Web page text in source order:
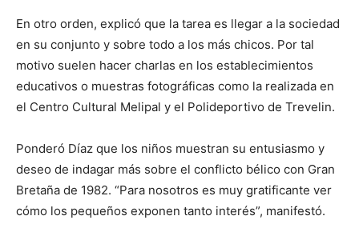
En otro orden, explicó que la tarea es llegar a la sociedad
en su conjunto y sobre todo a los más chicos. Por tal
motivo suelen hacer charlas en los establecimientos
educativos o muestras fotográficas como la realizada en
el Centro Cultural Melipal y el Polideportivo de Trevelin.
Ponderó Díaz que los niños muestran su entusiasmo y
deseo de indagar más sobre el conflicto bélico con Gran
Bretaña de 1982. “Para nosotros es muy gratificante ver
cómo los pequeños exponen tanto interés”, manifestó.